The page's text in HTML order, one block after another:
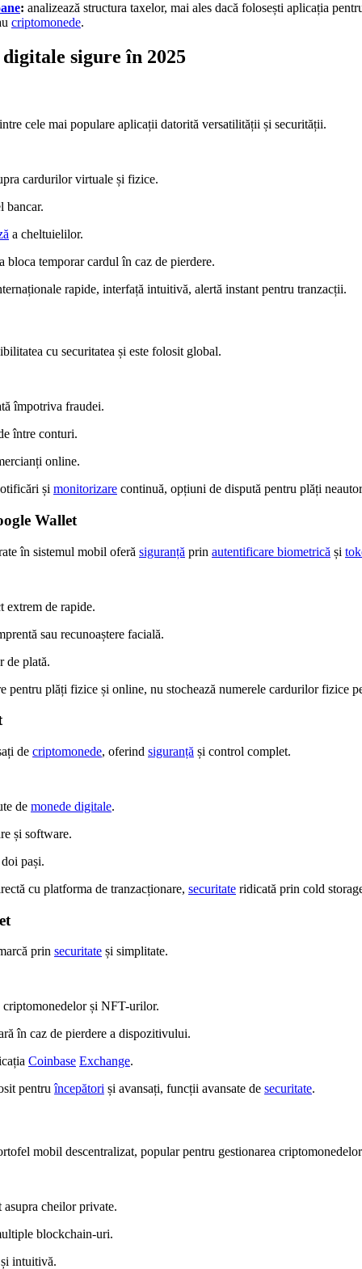
: analizează structura taxelor, mai ales dacă folosești aplicația
criptomonede.
sigure în 2025
cele mai populare aplicații datorită versatilității și securității.
cardurilor virtuale și fizice.
bancar.
a cheltuielilor.
bloca temporar cardul în caz de pierdere.
rapide, interfață intuitivă, alertă instant pentru tranzacții.
cu securitatea și este folosit global.
împotriva fraudei.
între conturi.
online.
și monitorizare continuă, opțiuni de dispută pentru plăți
Wallet
în sistemul mobil oferă siguranță prin autentificare biometrică și
extrem de rapide.
sau recunoaștere facială.
de plată.
pentru plăți fizice și online, nu stochează numerele cardurilor fizice
de criptomonede, oferind siguranță și control complet.
de monede digitale.
și software.
pași.
cu platforma de tranzacționare, securitate ridicată prin cold
prin securitate și simplitate.
criptomonedelor și NFT-urilor.
în caz de pierdere a dispozitivului.
Coinbase Exchange.
pentruîncepători și avansați, funcții avansate de securitate.
mobil descentralizat, popular pentru gestionarea
cheilor private.
blockchain-uri.
intuitivă.